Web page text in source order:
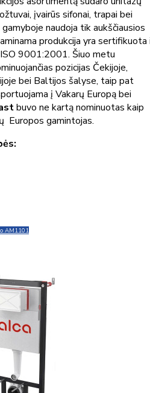
įvairūs sifonai, trapai bei
naudoja tik aukščiausios
produkcija yra sertifikuota
9001:2001. Šiuo metu
pozicijas Čekijoje,
bei Baltijos šalyse, taip pat
į Vakarų Europą bei
buvo ne kartą nominuotas kaip
Europos gamintojas.
AM1101